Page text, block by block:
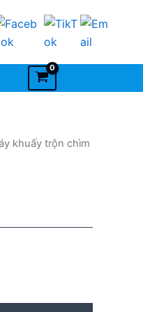
khuấy trộn chìm